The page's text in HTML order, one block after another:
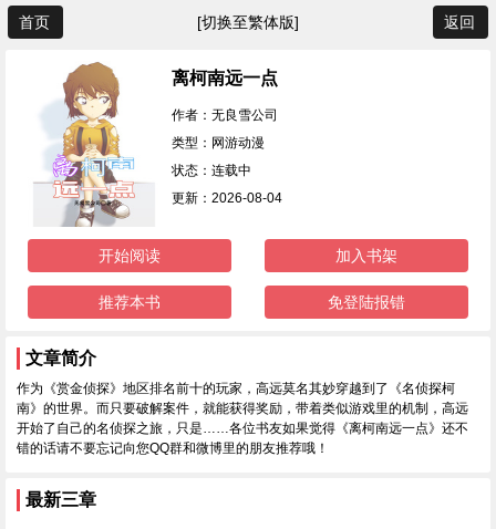
首页 [切换至繁体版] 返回
离柯南远一点
作者：无良雪公司
类型：网游动漫
状态：连载中
更新：2026-08-04
开始阅读 加入书架
推荐本书 免登陆报错
文章简介
作为《赏金侦探》地区排名前十的玩家，高远莫名其妙穿越到了《名侦探柯
南》的世界。而只要破解案件，就能获得奖励，带着类似游戏里的机制，高远
开始了自己的名侦探之旅，只是……各位书友如果觉得《离柯南远一点》还不
错的话请不要忘记向您QQ群和微博里的朋友推荐哦！
最新三章